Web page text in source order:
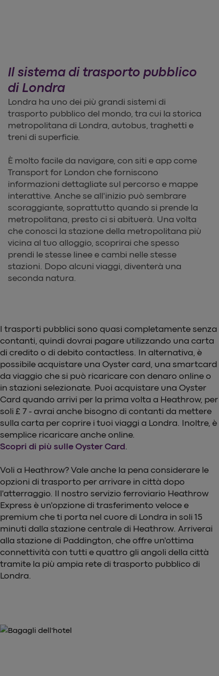
Il sistema di trasporto pubblico
di Londra
Londra ha uno dei più grandi sistemi di
trasporto pubblico del mondo, tra cui la storica
metropolitana di Londra, autobus, traghetti e
treni di superficie.
È molto facile da navigare, con siti e app come
Transport for London che forniscono
informazioni dettagliate sul percorso e mappe
interattive. Anche se all'inizio può sembrare
scoraggiante, soprattutto quando si prende la
metropolitana, presto ci si abituerà. Una volta
che conosci la stazione della metropolitana più
vicina al tuo alloggio, scoprirai che spesso
prendi le stesse linee e cambi nelle stesse
stazioni. Dopo alcuni viaggi, diventerà una
seconda natura.
I trasporti pubblici sono quasi completamente senza
contanti, quindi dovrai pagare utilizzando una carta
di credito o di debito contactless. In alternativa, è
possibile acquistare una Oyster card, una smartcard
da viaggio che si può ricaricare con denaro online o
in stazioni selezionate. Puoi acquistare una Oyster
Card quando arrivi per la prima volta a Heathrow, per
soli £ 7 - avrai anche bisogno di contanti da mettere
sulla carta per coprire i tuoi viaggi a Londra. Inoltre, è
semplice ricaricare anche online.
Scopri di più sulle Oyster Card.
Voli a Heathrow? Vale anche la pena considerare le
opzioni di trasporto per arrivare in città dopo
l'atterraggio. Il nostro servizio ferroviario Heathrow
Express è un'opzione di trasferimento veloce e
premium che ti porta nel cuore di Londra in soli 15
minuti dalla stazione centrale di Heathrow. Arriverai
alla stazione di Paddington, che offre un'ottima
connettività con tutti e quattro gli angoli della città
tramite la più ampia rete di trasporto pubblico di
Londra.